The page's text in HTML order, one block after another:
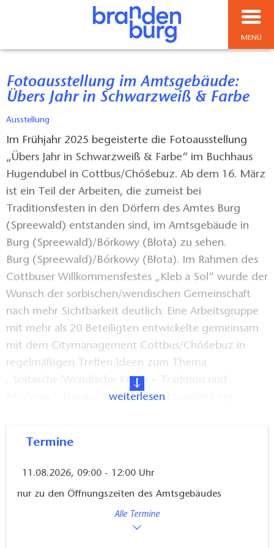
MENÜ
Fotoausstellung im Amtsgebäude:
Übers Jahr in Schwarzweiß & Farbe
Ausstellung
Im Frühjahr 2025 begeisterte die Fotoausstellung
„Übers Jahr in Schwarzweiß & Farbe“ im Buchhaus
Hugendubel in Cottbus/Chóśebuz. Ab dem 16. März
ist ein Teil der Arbeiten, die zumeist bei
Traditionsfesten in den Dörfern des Amtes Burg
(Spreewald) entstanden sind, im Amtsgebäude in
Burg (Spreewald)/Bórkowy (Błota) zu sehen.
Burg (Spreewald)/Bórkowy (Błota). Im Rahmen des
Cottbuser Willkommensfestes „Kleb a Sol“ wurde der
Wunsch der sorbischen/wendischen Gemeinschaft
nach mehr Sichtbarkeit deutlich. Eine Arbeitsgruppe
mit mehr als 20 Beteiligten entwickelte gemeinsam
mit dem Citymanagement Cottbus/Chóśebuz in
regelmäßigen Treffen Ideen zum Thema
„Sorbische/Wendische Kultur – Tradition und
Moderne“. Daraus ist u. a. die Fotoausstellung
die regelmäßig in die sorbische/wendische
Gemeinschaft in der Niederlausitz eintauchen, haben
ihrer Kamera festgehalten. Die Ausstellung umfasste
Fotografien aus zahlreichen Dörfern der
weiterlesen
Termine
11.08.2026, 09:00 - 12:00 Uhr
nur zu den Öffnungszeiten des Amtsgebäudes
Alle Termine